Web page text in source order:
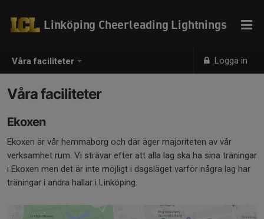
Våra faciliteter Logga in
Linköping Cheerleading Lightnings
Våra faciliteter
Ekoxen
Ekoxen är vår hemmaborg och där äger majoriteten av vår
verksamhet rum. Vi strävar efter att alla lag ska ha sina träningar
i Ekoxen men det är inte möjligt i dagsläget varför några lag har
träningar i andra hallar i Linköping.